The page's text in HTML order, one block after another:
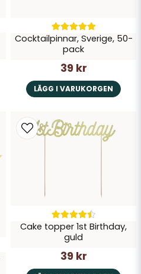
Cocktailpinnar, Sverige, 50-
pack
39 kr
LÄGG I VARUKORGEN
Cake topper 1st Birthday,
guld
39 kr